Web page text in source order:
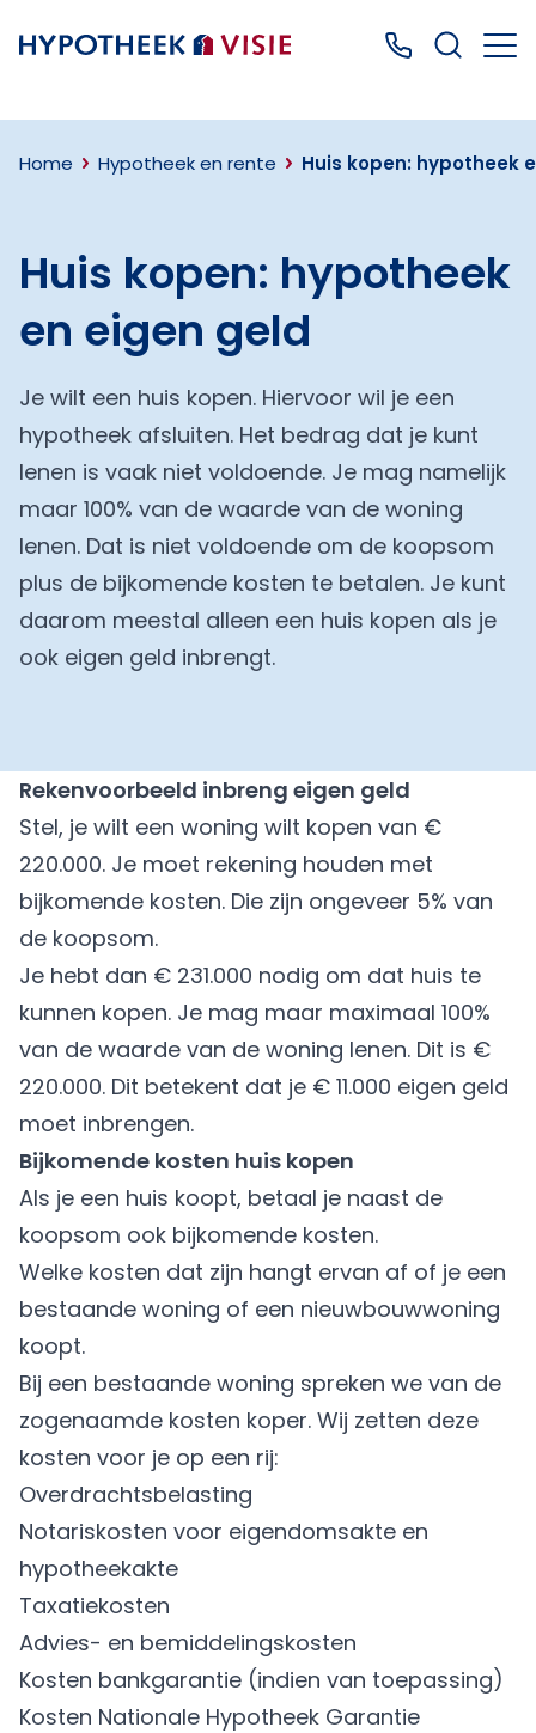
Terug naar home Bel ons: 0499
Home Hypotheek en rente Huis kopen: hypotheek
Huis kopen: hypotheek
en eigen geld
Je wilt een huis kopen. Hiervoor wil je een
hypotheek afsluiten. Het bedrag dat je kunt
lenen is vaak niet voldoende. Je mag namelijk
maar 100% van de waarde van de woning
lenen. Dat is niet voldoende om de koopsom
plus de bijkomende kosten te betalen. Je kunt
daarom meestal alleen een huis kopen als je
ook eigen geld inbrengt.
Rekenvoorbeeld inbreng eigen geld
Stel, je wilt een woning wilt kopen van €
220.000. Je moet rekening houden met
bijkomende kosten. Die zijn ongeveer 5% van
de koopsom.
Je hebt dan € 231.000 nodig om dat huis te
kunnen kopen. Je mag maar maximaal 100%
van de waarde van de woning lenen. Dit is €
220.000. Dit betekent dat je € 11.000 eigen geld
moet inbrengen.
Bijkomende kosten huis kopen
Als je een huis koopt, betaal je naast de
koopsom ook bijkomende kosten.
Welke kosten dat zijn hangt ervan af of je een
bestaande woning of een nieuwbouwwoning
koopt.
Bij een bestaande woning spreken we van de
zogenaamde kosten koper. Wij zetten deze
kosten voor je op een rij:
Overdrachtsbelasting
Notariskosten voor eigendomsakte en
hypotheekakte
Taxatiekosten
Advies- en bemiddelingskosten
Kosten bankgarantie (indien van toepassing)
Kosten Nationale Hypotheek Garantie